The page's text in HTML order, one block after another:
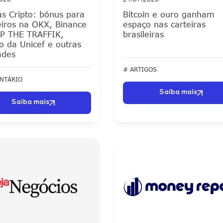
Cripto: bônus para
na OKX, Binance
THE TRAFFIK,
da Unicef e outras
Saiba mais
Bitcoin e ouro ganham
espaço nas carteiras
brasileiras
# ARTIGOS
Saiba mais